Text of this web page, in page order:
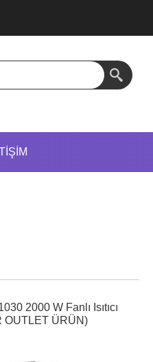
2000 W Fanlı Isıtıcı
OUTLET ÜRÜN)